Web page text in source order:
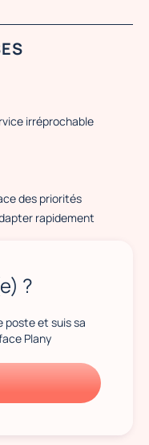
irréprochable
des priorités
rapidement
?
poste et suis sa
Plany